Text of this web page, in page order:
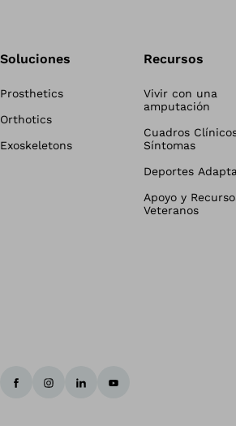
Soluciones
Prosthetics
Orthotics
Exoskeletons
Recursos
Vivir con una
amputación
Cuadros
Síntomas
Deportes
Apoyo y
Veteranos